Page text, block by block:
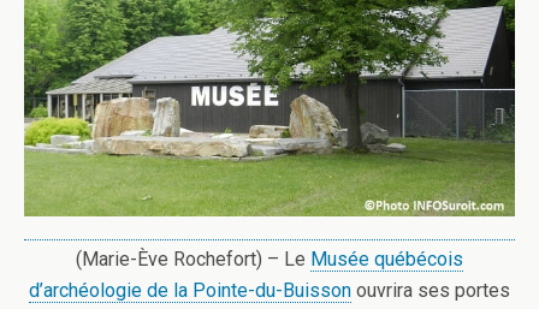
(Marie-Ève Rochefort) – Le Musée québécois
d’archéologie de la Pointe-du-Buisson ouvrira ses portes